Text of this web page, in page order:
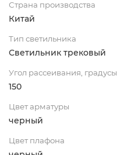
Страна производства
Китай
Тип светильника
Светильник трековый
Угол рассеивания, градусы
150
Цвет арматуры
черный
Цвет плафона